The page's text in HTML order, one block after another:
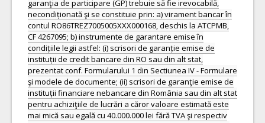
garanţia de participare (GP) trebuie să fie irevocabilă,
necondiționată şi se constituie prin: a) virament bancar în
contul RO86TREZ7005005XXX000168, deschis la ATCPMB,
CF 4267095; b) instrumente de garantare emise în
condițiile legii astfel: (i) scrisori de garanție emise de
instituții de credit bancare din RO sau din alt stat,
prezentat conf. Formularului 1 din Sectiunea IV - Formulare
şi modele de documente; (ii) scrisori de garanţie emise de
instituții financiare nebancare din România sau din alt stat
pentru achiziţiile de lucrări a căror valoare estimată este
mai mică sau egală cu 40.000.000 lei fără TVA şi respectiv